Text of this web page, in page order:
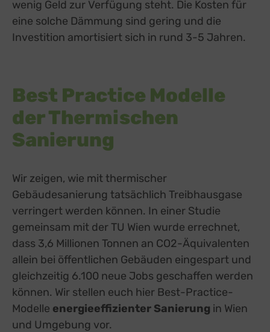
wenig Geld zur Verfügung steht. Die Kosten für
eine solche Dämmung sind gering und die
Investition amortisiert sich in rund 3-5 Jahren.
Best Practice Modelle
der Thermischen
Sanierung
Wir zeigen, wie mit thermischer
Gebäudesanierung tatsächlich Treibhausgase
verringert werden können. In einer Studie
gemeinsam mit der TU Wien wurde errechnet,
dass 3,6 Millionen Tonnen an CO2-Äquivalenten
allein bei öffentlichen Gebäuden eingespart und
gleichzeitig 6.100 neue Jobs geschaffen werden
können. Wir stellen euch hier Best-Practice-
Modelle energieeffizienter Sanierung in Wien
und Umgebung vor.